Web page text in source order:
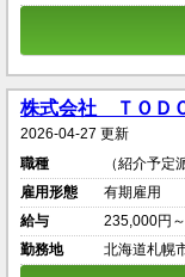
株式会社 ＴＯＤ
2026-04-27 更新
職種
（紹介予定
雇用形態
有期雇用
給与
235,000円
勤務地
北海道札幌